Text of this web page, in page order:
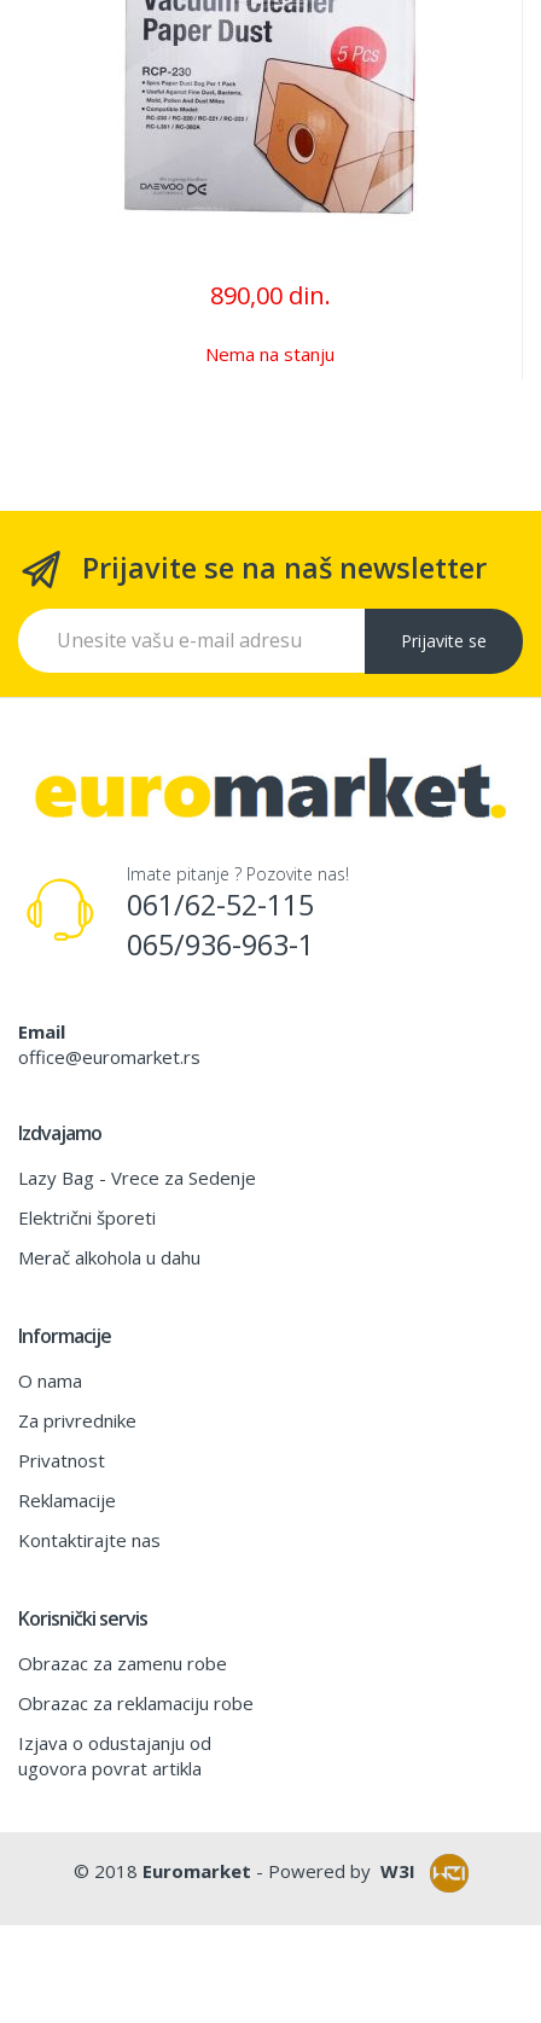
890,00 din.
Nema na stanju
Prijavite se na naš newsletter
Prijavite se
Imate pitanje ? Pozovite nas!
061/62-52-115
065/936-963-1
Email
office@euromarket.rs
Izdvajamo
Lazy Bag - Vrece za Sedenje
Električni šporeti
Merač alkohola u dahu
Informacije
O nama
Za privrednike
Privatnost
Reklamacije
Kontaktirajte nas
Korisnički servis
Obrazac za zamenu robe
Obrazac za reklamaciju robe
Izjava o odustajanju od
ugovora povrat artikla
© 2018 Euromarket - Powered by W3I